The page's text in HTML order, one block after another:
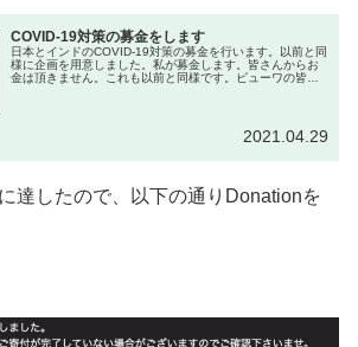
COVID-19対策の募金をします
日本とインドのCOVID-19対策の募金を行います。以前と同
様に企画を用意しました。私が募金します。皆さんからお
金は頂きません。これも以前と同様です。ビューワの皆さ
2021.04.29
達したので、以下の通りDonationを